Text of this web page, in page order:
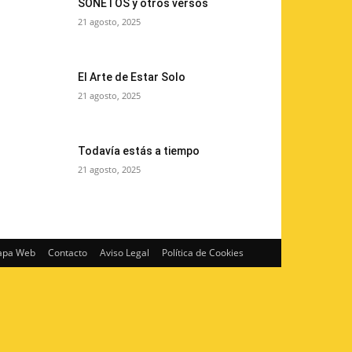
SONETOS y otros versos
21 agosto, 2025
El Arte de Estar Solo
21 agosto, 2025
Todavía estás a tiempo
21 agosto, 2025
Web Contacto Aviso Legal Política de Cookies